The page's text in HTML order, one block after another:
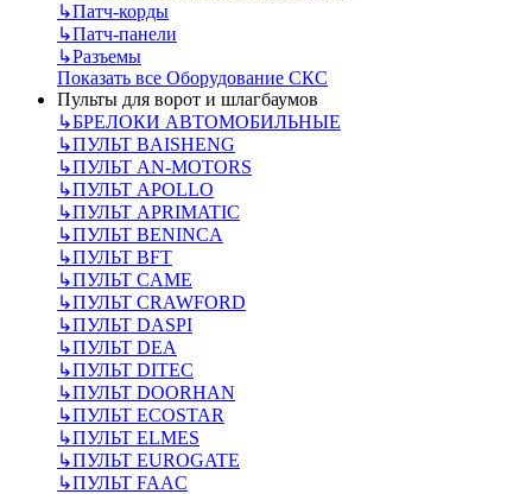
↳Патч-корды
↳Патч-панели
↳Разъемы
Показать все Оборудование СКС
Пульты для ворот и шлагбаумов
↳БРЕЛОКИ АВТОМОБИЛЬНЫЕ
↳ПУЛЬТ BAISHENG
↳ПУЛЬТ AN-MOTORS
↳ПУЛЬТ APOLLO
↳ПУЛЬТ APRIMATIC
↳ПУЛЬТ BENINCA
↳ПУЛЬТ BFT
↳ПУЛЬТ CAME
↳ПУЛЬТ CRAWFORD
↳ПУЛЬТ DASPI
↳ПУЛЬТ DEA
↳ПУЛЬТ DITEC
↳ПУЛЬТ DOORHAN
↳ПУЛЬТ ECOSTAR
↳ПУЛЬТ ELMES
↳ПУЛЬТ EUROGATE
↳ПУЛЬТ FAAC